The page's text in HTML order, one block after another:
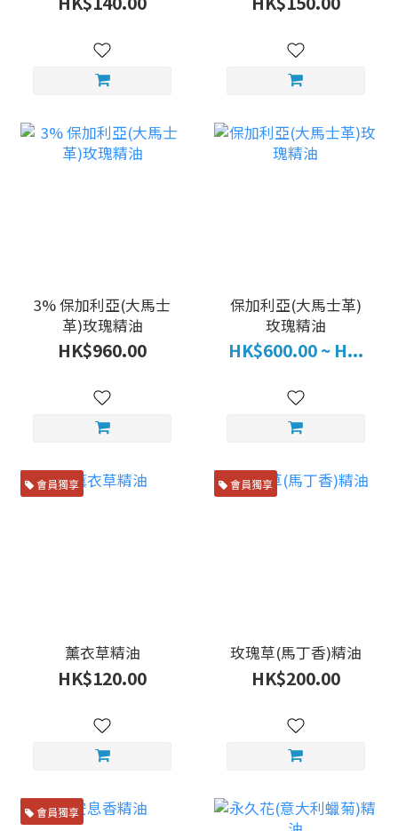
3% 保加利亞(大馬士
革)玫瑰精油
HK$960.00
保加利亞(大馬士革)
玫瑰精油
HK$600.00 ~ H...
會員獨享
薰衣草精油
HK$120.00
會員獨享
玫瑰草(馬丁香)精油
HK$200.00
會員獨享